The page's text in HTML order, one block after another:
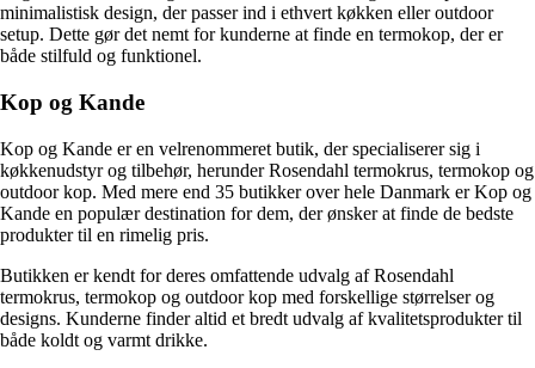
minimalistisk design, der passer ind i ethvert køkken eller outdoor
setup. Dette gør det nemt for kunderne at finde en termokop, der er
både stilfuld og funktionel.
Kop og Kande
Kop og Kande er en velrenommeret butik, der specialiserer sig i
køkkenudstyr og tilbehør, herunder Rosendahl termokrus, termokop og
outdoor kop. Med mere end 35 butikker over hele Danmark er Kop og
Kande en populær destination for dem, der ønsker at finde de bedste
produkter til en rimelig pris.
Butikken er kendt for deres omfattende udvalg af Rosendahl
termokrus, termokop og outdoor kop med forskellige størrelser og
designs. Kunderne finder altid et bredt udvalg af kvalitetsprodukter til
både koldt og varmt drikke.